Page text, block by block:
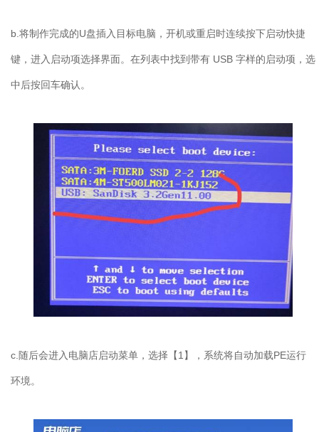
b. 将制作完成的U盘插入目标电脑，开机或重启时连续按下启动快捷
键，进入启动项选择界面。在列表中找到带有 USB 字样的启动项，选
中后按回车确认。
c. 随后会进入电脑店启动菜单，选择【1 】，系统将自动加载PE运行
环境。